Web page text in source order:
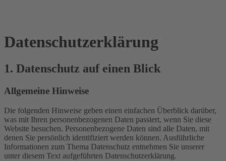
Datenschutz­erklärung
1. Datenschutz auf einen Blick
Allgemeine Hinweise
Die folgenden Hinweise geben einen einfachen Überblick darüber,
was mit Ihren personenbezogenen Daten passiert, wenn Sie diese
Website besuchen. Personenbezogene Daten sind alle Daten, mit
denen Sie persönlich identifiziert werden können. Ausführliche
Informationen zum Thema Datenschutz entnehmen Sie unserer
unter diesem Text aufgeführten Datenschutzerklärung.